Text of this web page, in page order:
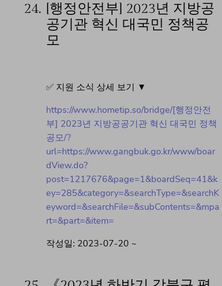
24. [행정안전부] 2023년 지방공
공기관 혁신 대국민 정책공
모
✅ 지원 소식 상세 보기 ▼
https://www.hometip.so/bridge/[행정안전
부] 2023년 지방공공기관 혁신 대국민 정책
공모/?
url=https://www.gangbuk.go.kr/www/boar
dView.do?
post=1217676&page=1&boardSeq=41&k
ey=285&category=&searchType=&searchK
eyword=&searchFile=&subContents=&mpa
rt=&part=&item=
작성일: 2023-07-20 ~